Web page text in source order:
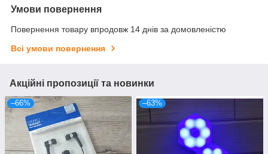
Умови повернення
Повернення товару впродовж 14 днів за домовленістю
Всі умови повернення
Акційні пропозиції та новинки
–66% –63%